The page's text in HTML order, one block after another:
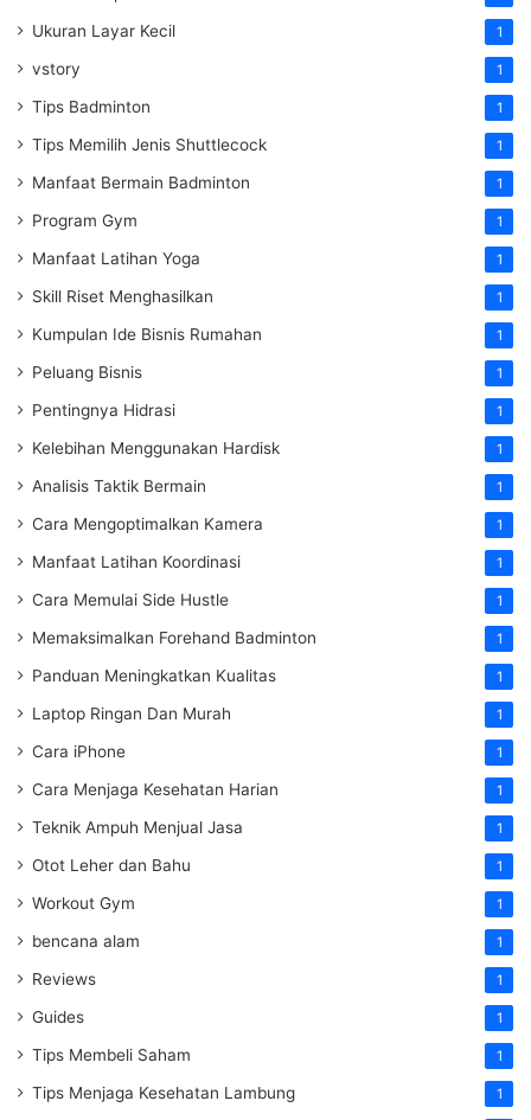
Ukuran Layar Kecil 1
vstory 1
Tips Badminton 1
Tips Memilih Jenis Shuttlecock 1
Manfaat Bermain Badminton 1
Program Gym 1
Manfaat Latihan Yoga 1
Skill Riset Menghasilkan 1
Kumpulan Ide Bisnis Rumahan 1
Peluang Bisnis 1
Pentingnya Hidrasi 1
Kelebihan Menggunakan Hardisk 1
Analisis Taktik Bermain 1
Cara Mengoptimalkan Kamera 1
Manfaat Latihan Koordinasi 1
Cara Memulai Side Hustle 1
Memaksimalkan Forehand Badminton 1
Panduan Meningkatkan Kualitas 1
Laptop Ringan Dan Murah 1
Cara iPhone 1
Cara Menjaga Kesehatan Harian 1
Teknik Ampuh Menjual Jasa 1
Otot Leher dan Bahu 1
Workout Gym 1
bencana alam 1
Reviews 1
Guides 1
Tips Membeli Saham 1
Tips Menjaga Kesehatan Lambung 1